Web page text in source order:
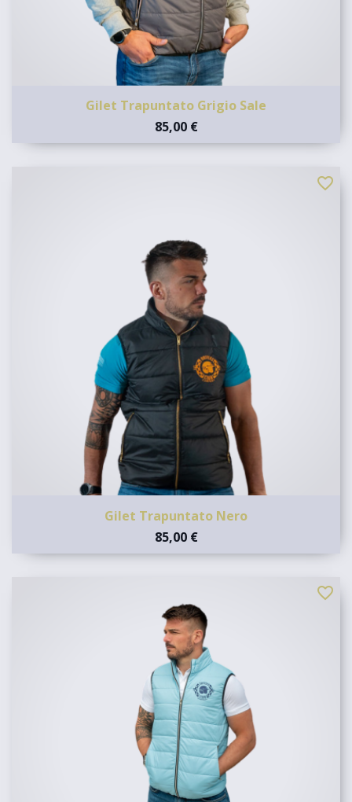
Gilet Trapuntato Grigio Sale
85,00 €
Gilet Trapuntato Nero
85,00 €
favorite_border
favorite_border